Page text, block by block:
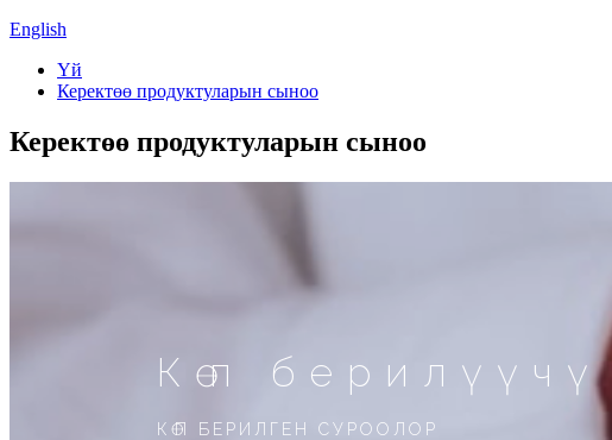
English
Үй
Керектөө продуктуларын сыноо
Керектөө продуктуларын сыноо
Көп
КӨП БЕРИЛГЕН СУРООЛОР